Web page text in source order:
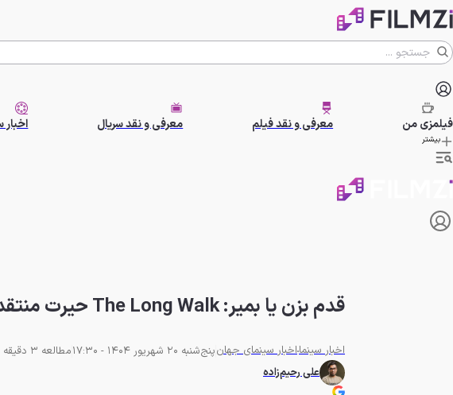
فیلمزیمن معرفی و نقد فیلم معرفی و نقد سریال اخبار
بیشتر
قدم بزن یا بمیر: The Long Walk حیرت منتقدان را برانگیخت
اخبار سینمااخبار سینمای جهانپنج‌شنبه 20 شهریور 1404 - 17:30
مطالعه 3 دقیقه
علی رحیم‌زاده